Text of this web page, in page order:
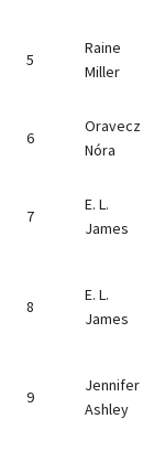
5
Raine
Miller
6
Oravecz
Nóra
7
E. L.
James
8
E. L.
James
9
Jennifer
Ashley